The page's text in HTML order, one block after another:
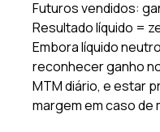
Futuros vendidos:
Resultado líquido =
Embora líquido
reconhecer ganho
MTM diário, e estar
margem em caso